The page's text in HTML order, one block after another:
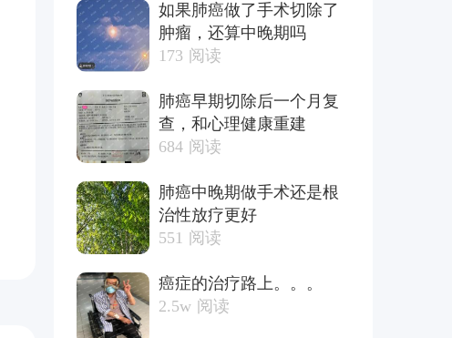
如果肺癌做了手术切除了
肿瘤，还算中晚期吗
173 阅读
肺癌早期切除后一个月复
查，和心理健康重建
684 阅读
肺癌中晚期做手术还是根
治性放疗更好
551 阅读
癌症的治疗路上。。。
2.5w 阅读